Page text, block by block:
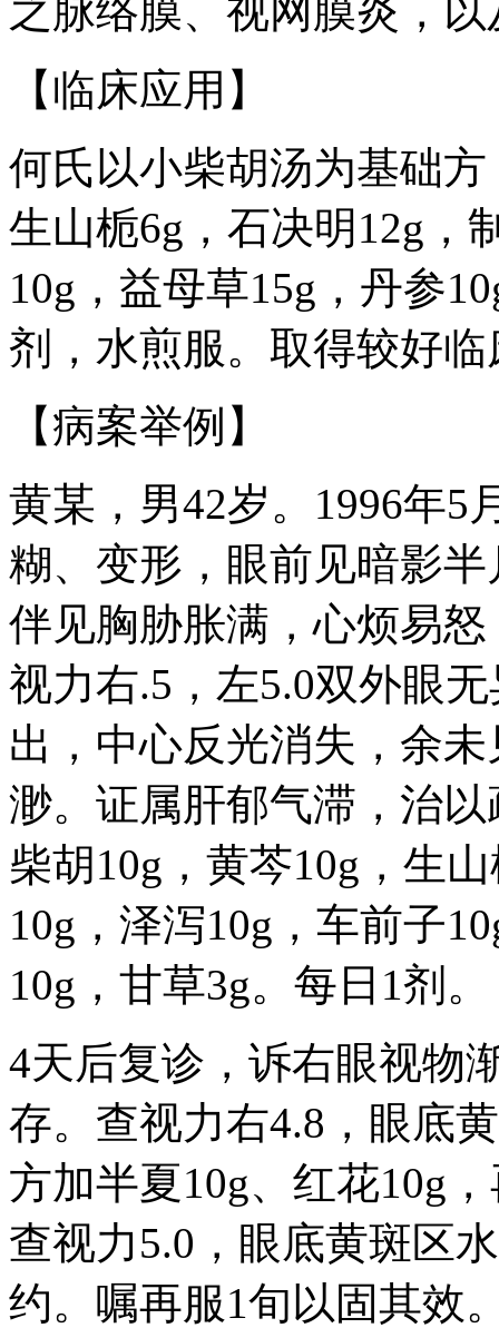
之脉络膜、视网膜炎，
【临床应用】
何氏以小柴胡汤为基础
生山栀6g，石决明12g，
10g，益母草15g，丹参
剂，水煎服。取得较好
【病案举例】
黄某，男42岁。1996年5
糊、变形，眼前见暗影
伴见胸胁胀满，心烦易
视力右.5，左5.0双外眼
出，中心反光消失，余
渺。证属肝郁气滞，治
柴胡10g，黄芩10g，生
10g，泽泻10g，车前子
10g，甘草3g。每日1剂。
4天后复诊，诉右眼视物
存。查视力右4.8，眼底
方加半夏10g、红花10g
查视力5.0，眼底黄斑区
约。嘱再服1旬以固其效